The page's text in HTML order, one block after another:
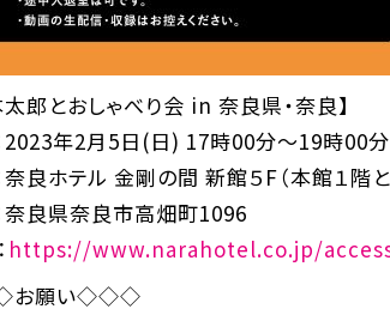
太郎とおしゃべり会 in 奈良県・奈良】
2023年2月5日(日) 17時00分～19時00分
奈良ホテル 金剛の間 新館５F（本館１階と
奈良県奈良市高畑町1096
https://www.narahotel.co.jp/
願い◇◇◇